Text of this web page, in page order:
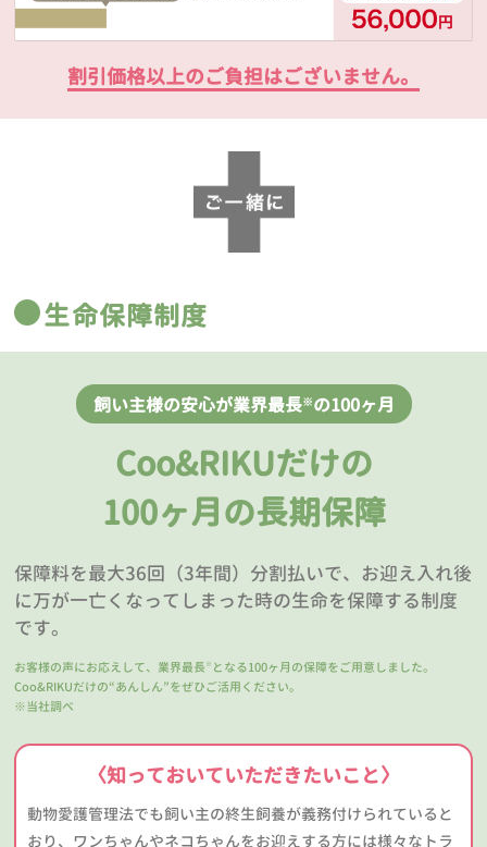
割引価格以上のご負担はございません。
生命保障制度
飼い主様の安心が業界最長※の100ヶ月
Coo&RIKUだけの
100ヶ月の長期保障
保障料を最大36回（3年間）分割払いで、お迎え入れ後
に万が一亡くなってしまった時の生命を保障する制度
です。
お客様の声にお応えして、業界最長 ※ となる100ヶ月の保障をご用意しました。
Coo&RIKUだけの“あんしん”をぜひご活用ください。
※当社調べ
〈知っておいていただきたいこと〉
動物愛護管理法でも飼い主の終生飼養が義務付けられていると
おり、ワンちゃんやネコちゃんをお迎えする方には様々なトラ